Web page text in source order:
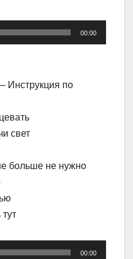
00:00
Инструкция по
свет
больше не нужно
00:00